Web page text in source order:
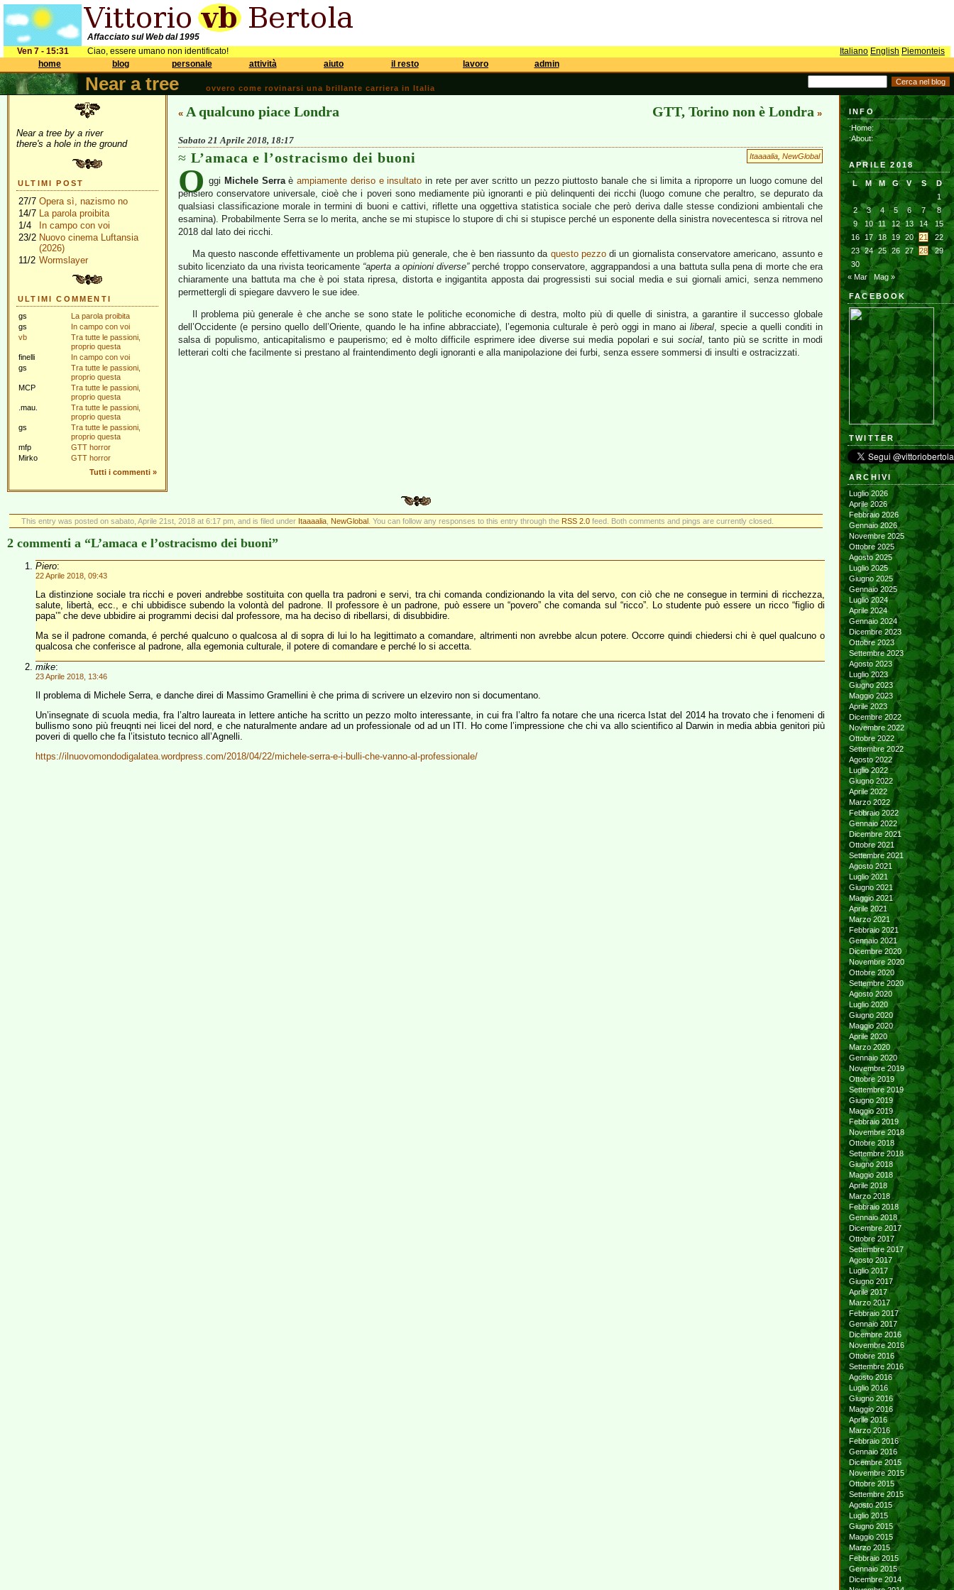
Affacciato sul Web dal 1995
Ven 7 - 15:31
Ciao, essere umano non identificato! Italiano English Piemonteis
home
blog personale attività aiuto il resto lavoro admin
Near a tree ovvero come rovinarsi una brillante carriera in Italia
Near a tree by a river
there's a hole in the ground
ULTIMI POST
27/7 Opera sì, nazismo no
14/7 La parola proibita
1/4
In campo con voi
23/2 Nuovo cinema Luftansia
(2026)
11/2 Wormslayer
ULTIMI COMMENTI
gs
La parola proibita
gs
In campo con voi
vb
Tra tutte le passioni,
proprio questa
finelli
In campo con voi
gs
Tra tutte le passioni,
proprio questa
MCP
Tra tutte le passioni,
proprio questa
.mau.
Tra tutte le passioni,
proprio questa
gs
Tra tutte le passioni,
proprio questa
mfp
GTT horror
Mirko
GTT horror
Tutti i commenti »
« A qualcuno piace Londra GTT, Torino non è Londra »
Sabato 21 Aprile 2018, 18:17
Itaaaalia NewGlobal
L’amaca e l’ostracismo dei buoni
O ggi Michele Serraèampiamente deriso e insultato in rete per aver scritto un pezzo piuttosto banale che si limita a riproporre un luogo comune del
pensiero conservatore universale, cioè che i poveri sono mediamente più ignoranti e più delinquenti dei ricchi (luogo comune che peraltro, se depurato da
qualsiasi classificazione morale in termini di buoni e cattivi, riflette una oggettiva statistica sociale che però deriva dalle stesse condizioni ambientali che
esamina). Probabilmente Serra se lo merita, anche se mi stupisce lo stupore di chi si stupisce perché un esponente della sinistra novecentesca si ritrova nel
2018 dal lato dei ricchi.
Ma questo nasconde effettivamente un problema più generale, che è ben riassunto da questo pezzodi un giornalista conservatore americano, assunto e
subito licenziato da una rivista teoricamente “aperta a opinioni diverse”perché troppo conservatore, aggrappandosi a una battuta sulla pena di morte che era
chiaramente una battuta ma che è poi stata ripresa, distorta e ingigantita apposta dai progressisti sui social media e sui giornali amici, senza nemmeno
permettergli di spiegare davvero le sue idee.
Il problema più generale è che anche se sono state le politiche economiche di destra, molto più di quelle di sinistra, a garantire il successo globale
dell’Occidente (e persino quello dell’Oriente, quando le ha infine abbracciate), l’egemonia culturale è però oggi in mano ailiberal, specie a quelli conditi in
salsa di populismo, anticapitalismo e pauperismo; ed è molto difficile esprimere idee diverse sui media popolari e sui social, tanto più se scritte in modi
letterari colti che facilmente si prestano al fraintendimento degli ignoranti e alla manipolazione dei furbi, senza essere sommersi di insulti e ostracizzati.
This entry was posted on sabato, Aprile 21st, 2018 at 6:17 pm, and is filed under Itaaaalia, NewGlobal. You can follow any responses to this entry through the RSS 2.0feed. Both comments and pings are currently closed.
2 commenti a “L’amaca e l’ostracismo dei buoni”
Piero:
22 Aprile 2018, 09:43
La distinzione sociale tra ricchi e poveri andrebbe sostituita con quella tra padroni e servi, tra chi comanda condizionando la vita del servo, con ciò che ne consegue in termini di ricchezza,
salute, libertà, ecc., e chi ubbidisce subendo la volontà del padrone. Il professore è un padrone, può essere un “povero” che comanda sul “ricco”. Lo studente può essere un ricco “figlio di
papa’” che deve ubbidire ai programmi decisi dal professore, ma ha deciso di ribellarsi, di disubbidire.
Ma se il padrone comanda, é perché qualcuno o qualcosa al di sopra di lui lo ha legittimato a comandare, altrimenti non avrebbe alcun potere. Occorre quindi chiedersi chi è quel qualcuno o
qualcosa che conferisce al padrone, alla egemonia culturale, il potere di comandare e perché lo si accetta.
mike:
23 Aprile 2018, 13:46
Il problema di Michele Serra, e danche direi di Massimo Gramellini è che prima di scrivere un elzeviro non si documentano.
Un’insegnate di scuola media, fra l’altro laureata in lettere antiche ha scritto un pezzo molto interessante, in cui fra l’altro fa notare che una ricerca Istat del 2014 ha trovato che i fenomeni di
bullismo sono più freuqnti nei licei del nord, e che naturalmente andare ad un professionale od ad un ITI. Ho come l’impressione che chi va allo scientifico al Darwin in media abbia genitori più
poveri di quello che fa l’itsistuto tecnico all’Agnelli.
https://ilnuovomondodigalatea.wordpress.com/2018/04/22/michele-serra-e-i-bulli-che-vanno-al-professionale/
INFO
:Home:
:About:
APRILE 2018
L M M G V S
D
1
2
3 4 5 6 7
8
9
10 11 12 13 14
15
16
17 18 19 20 21
22
23 24 25 26 27 28
29
30
« Mar
Mag »
FACEBOOK
TWITTER
ARCHIVI
Luglio 2026
Aprile 2026
Febbraio 2026
Gennaio 2026
Novembre 2025
Ottobre 2025
Agosto 2025
Luglio 2025
Giugno 2025
Gennaio 2025
Luglio 2024
Aprile 2024
Gennaio 2024
Dicembre 2023
Ottobre 2023
Settembre 2023
Agosto 2023
Luglio 2023
Giugno 2023
Maggio 2023
Aprile 2023
Dicembre 2022
Novembre 2022
Ottobre 2022
Settembre 2022
Agosto 2022
Luglio 2022
Giugno 2022
Aprile 2022
Marzo 2022
Febbraio 2022
Gennaio 2022
Dicembre 2021
Ottobre 2021
Settembre 2021
Agosto 2021
Luglio 2021
Giugno 2021
Maggio 2021
Aprile 2021
Marzo 2021
Febbraio 2021
Gennaio 2021
Dicembre 2020
Novembre 2020
Ottobre 2020
Settembre 2020
Agosto 2020
Luglio 2020
Giugno 2020
Maggio 2020
Aprile 2020
Marzo 2020
Gennaio 2020
Novembre 2019
Ottobre 2019
Settembre 2019
Giugno 2019
Maggio 2019
Febbraio 2019
Novembre 2018
Ottobre 2018
Settembre 2018
Giugno 2018
Maggio 2018
Aprile 2018
Marzo 2018
Febbraio 2018
Gennaio 2018
Dicembre 2017
Ottobre 2017
Settembre 2017
Agosto 2017
Luglio 2017
Giugno 2017
Aprile 2017
Marzo 2017
Febbraio 2017
Gennaio 2017
Dicembre 2016
Novembre 2016
Ottobre 2016
Settembre 2016
Agosto 2016
Luglio 2016
Giugno 2016
Maggio 2016
Aprile 2016
Marzo 2016
Febbraio 2016
Gennaio 2016
Dicembre 2015
Novembre 2015
Ottobre 2015
Settembre 2015
Agosto 2015
Luglio 2015
Giugno 2015
Maggio 2015
Marzo 2015
Febbraio 2015
Gennaio 2015
Dicembre 2014